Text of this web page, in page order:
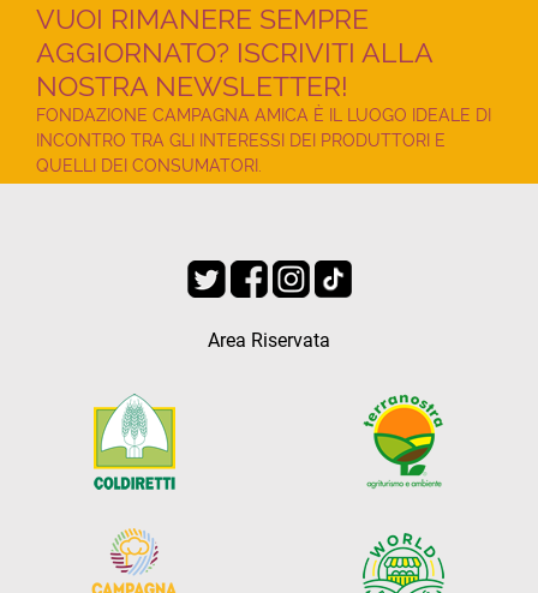
VUOI RIMANERE SEMPRE
AGGIORNATO? ISCRIVITI ALLA
NOSTRA NEWSLETTER!
FONDAZIONE CAMPAGNA AMICA È IL LUOGO IDEALE DI
INCONTRO TRA GLI INTERESSI DEI PRODUTTORI E
QUELLI DEI CONSUMATORI.
Area Riservata